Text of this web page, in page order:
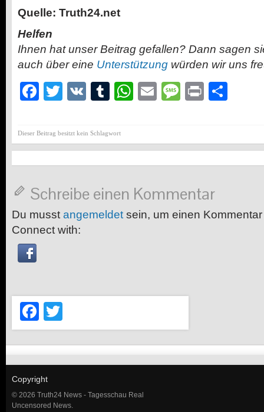
Quelle: Truth24.net
Helfen
Ihnen hat unser Beitrag gefallen? Dann sagen
auch über eine Unterstützung würden wir uns
Facebook
Twitter
VK Tumblr
WhatsApp
EmailMessage
Print
Dieser Beitrag besitzt kein Schlagwort
Schreibe einen Kommentar
Du musst angemeldet sein, um einen
Connect with:
Facebook
Copyright
© 2026 Truth24 News - Tagesschau Real
Uncensored News.